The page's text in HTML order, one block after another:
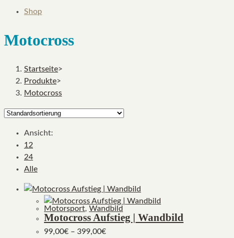
Shop
Motocross
Startseite>
Produkte>
Motocross
Ansicht:
12
24
Alle
Motorsport, Wandbild
Motocross Aufstieg | Wandbild
99,00€ – 399,00€